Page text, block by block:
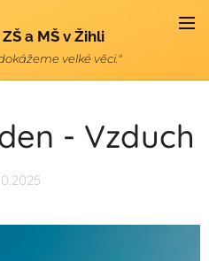
a MŠ v Žihli
velké věci."
- Vzduch